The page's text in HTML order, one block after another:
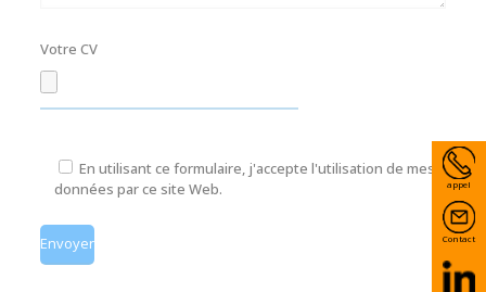
Votre CV
En utilisant ce formulaire, j'accepte l'utilisation de mes
données par ce site Web.
appel
Contact